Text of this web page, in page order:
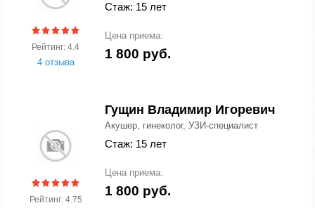
Рейтинг: 4.4
4 отзыва
Стаж: 15 лет
Цена приема:
1 800 руб.
Рейтинг: 4.75
Гущин Владимир Игоревич
Акушер, гинеколог, УЗИ-специалист
Стаж: 15 лет
Цена приема:
1 800 руб.